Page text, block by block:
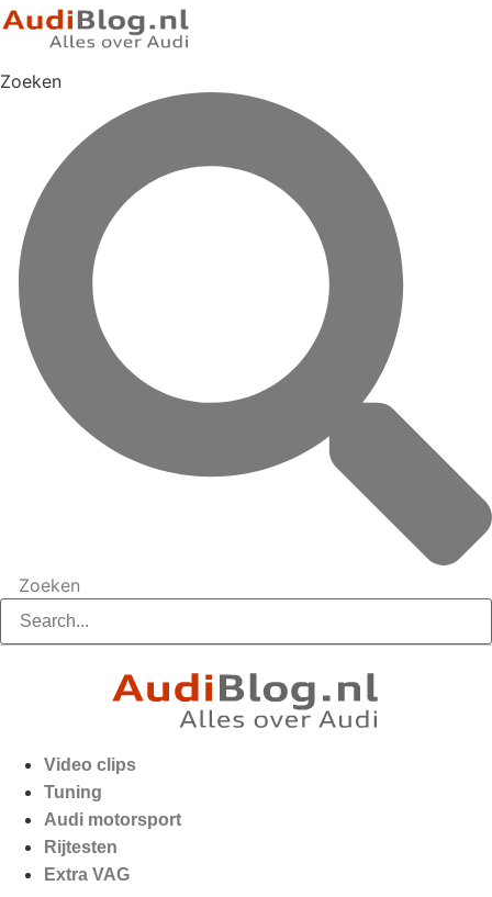
Zoeken
Zoeken
Video clips
Tuning
Audi motorsport
Rijtesten
Extra VAG